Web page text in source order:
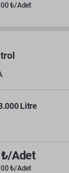
₺/Adet
Litre
Adet
₺/Adet